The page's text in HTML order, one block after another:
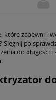
które zapewni
Sięgnij po
do długości i